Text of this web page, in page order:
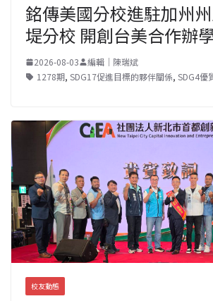
銘傳美國分校進駐加州
堤分校 開創台美合作辦
2026-08-03
編輯｜陳瑞斌
1278期, SDG17促進目標的夥伴關係, SDG4優
校友動態